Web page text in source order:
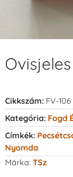
Cikkszám: FV-106
Kategória: Fogd
Címkék:
Nyomda
Márka: TSz